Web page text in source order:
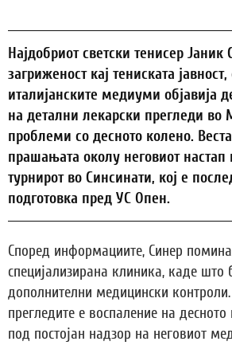
Најдобриот светски тенисер
загриженост кај тениската јавност,
италијанските медиуми објавија
на детални лекарски прегледи во
проблеми со десното колено.
прашањата околу неговиот настап
турнирот во Синсинати, кој е
подготовка пред УС Опен.
Според информациите, Синер
специјализирана клиника, каде
дополнителни медицински
прегледите е воспаление на
под постојан надзор на неговиот